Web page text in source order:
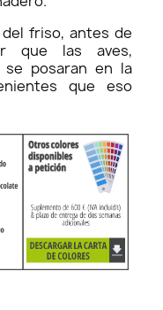
friso, antes de
que las aves,
se posaran en la
que eso